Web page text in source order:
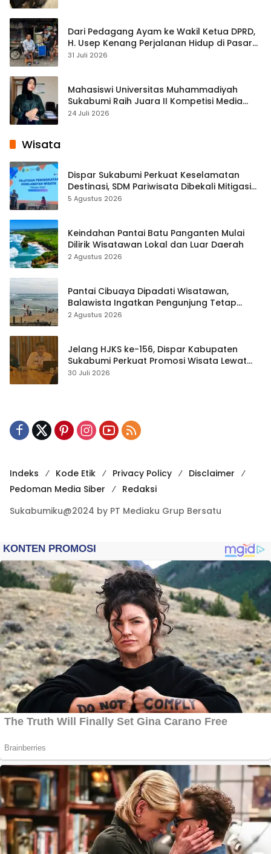
Dari Pedagang Ayam ke Wakil Ketua DPRD,
H. Usep Kenang Perjalanan Hidup di Pasar
Cisaat
31 Juli 2026
Mahasiswi Universitas Muhammadiyah
Sukabumi Raih Juara II Kompetisi Media
Pembelajaran Digital Tingkat Internasional
24 Juli 2026
Wisata
Dispar Sukabumi Perkuat Keselamatan
Destinasi, SDM Pariwisata Dibekali Mitigasi
hingga Teknik Evakuasi
5 Agustus 2026
Keindahan Pantai Batu Panganten Mulai
Dilirik Wisatawan Lokal dan Luar Daerah
2 Agustus 2026
Pantai Cibuaya Dipadati Wisatawan,
Balawista Ingatkan Pengunjung Tetap
Waspada
2 Agustus 2026
Jelang HJKS ke-156, Dispar Kabupaten
Sukabumi Perkuat Promosi Wisata Lewat
Publikasi Digital
30 Juli 2026
Indeks Kode Etik Privacy Policy
Disclaimer
Pedoman Media Siber
Redaksi
Sukabumiku@2024 by PT Mediaku Grup Bersatu